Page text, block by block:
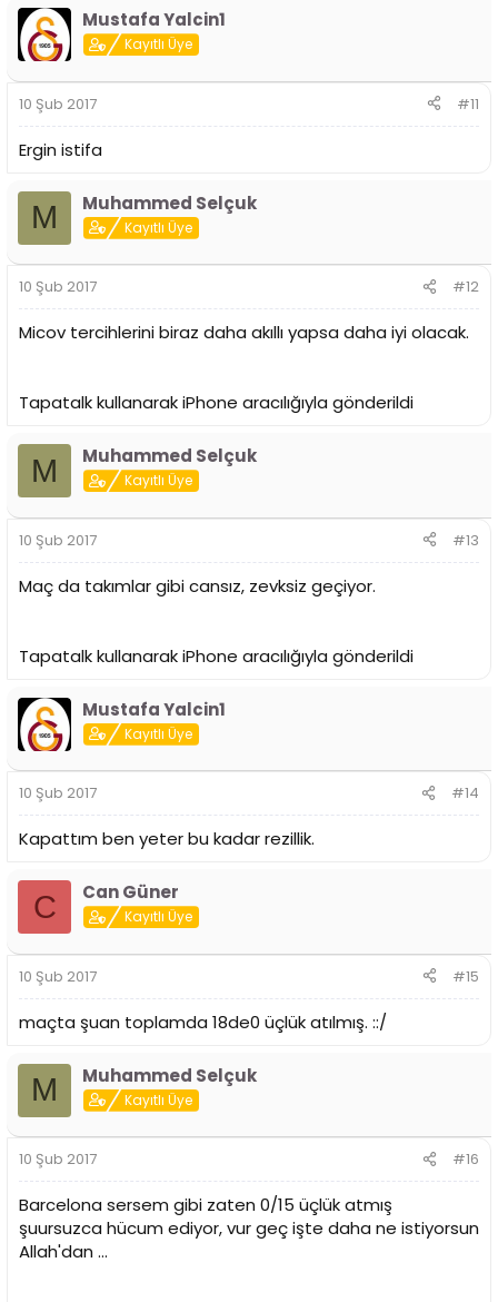
Mustafa Yalcin1
Kayıtlı Üye
10 Şub 2017 #11
Ergin istifa
M Muhammed Selçuk
Kayıtlı Üye
10 Şub 2017 #12
Micov tercihlerini biraz daha akıllı yapsa daha iyi olacak.
Tapatalk kullanarak iPhone aracılığıyla gönderildi
M Muhammed Selçuk
Kayıtlı Üye
10 Şub 2017 #13
Maç da takımlar gibi cansız, zevksiz geçiyor.
Tapatalk kullanarak iPhone aracılığıyla gönderildi
Mustafa Yalcin1
Kayıtlı Üye
10 Şub 2017 #14
Kapattım ben yeter bu kadar rezillik.
C Can Güner
Kayıtlı Üye
10 Şub 2017 #15
maçta şuan toplamda 18de0 üçlük atılmış. ::/
M Muhammed Selçuk
Kayıtlı Üye
10 Şub 2017 #16
Barcelona sersem gibi zaten 0/15 üçlük atmış
şuursuzca hücum ediyor, vur geç işte daha ne istiyorsun
Allah'dan ...